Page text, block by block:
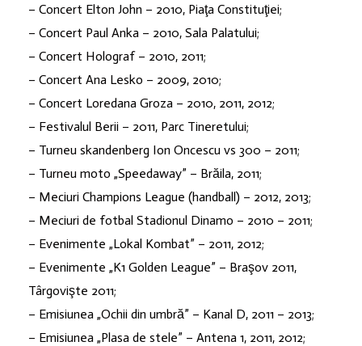
– Concert Elton John – 2010, Piaţa Constituţiei;
– Concert Paul Anka – 2010, Sala Palatului;
– Concert Holograf – 2010, 2011;
– Concert Ana Lesko – 2009, 2010;
– Concert Loredana Groza – 2010, 2011, 2012;
– Festivalul Berii – 2011, Parc Tineretului;
– Turneu skandenberg Ion Oncescu vs 300 – 2011;
– Turneu moto „Speedaway” – Brăila, 2011;
– Meciuri Champions League (handball) – 2012, 2013;
– Meciuri de fotbal Stadionul Dinamo – 2010 – 2011;
– Evenimente „Lokal Kombat” – 2011, 2012;
– Evenimente „K1 Golden League” – Braşov 2011,
Târgovişte 2011;
– Emisiunea „Ochii din umbră” – Kanal D, 2011 – 2013;
– Emisiunea „Plasa de stele” – Antena 1, 2011, 2012;